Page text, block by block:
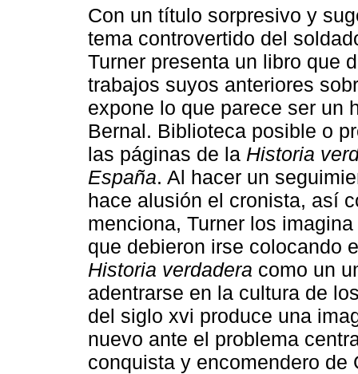
Con un título sorpresivo y
tema controvertido del
Turner presenta un libro que
trabajos suyos anteriores
expone lo que parece ser un
Bernal. Biblioteca posible o
las páginas de la Historia
España. Al hacer un
hace alusión el cronista, así
menciona, Turner los
que debieron irse colocando
Historia verdadera como un
adentrarse en la cultura de
del siglo xvi produce una
nuevo ante el problema
conquista y encomendero